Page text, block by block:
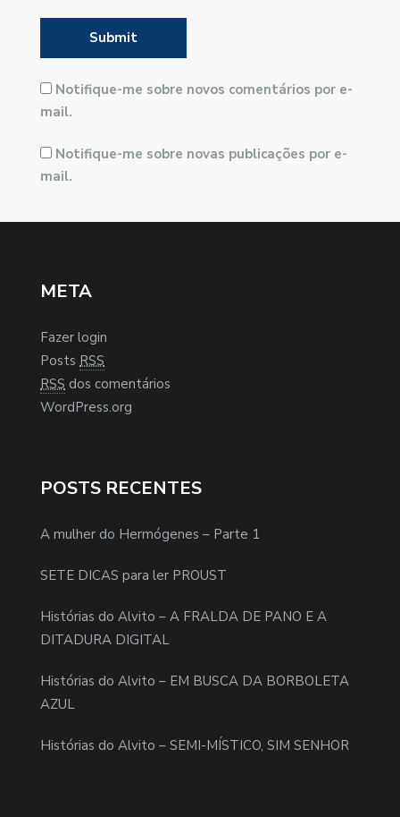
Notifique-me sobre novos comentários por e-
mail.
Notifique-me sobre novas publicações por e-
mail.
META
Fazer login
Posts RSS
RSS dos comentários
WordPress.org
POSTS RECENTES
A mulher do Hermógenes – Parte 1
SETE DICAS para ler PROUST
Histórias do Alvito – A FRALDA DE PANO E A
DITADURA DIGITAL
Histórias do Alvito – EM BUSCA DA BORBOLETA
AZUL
Histórias do Alvito – SEMI-MÍSTICO, SIM SENHOR